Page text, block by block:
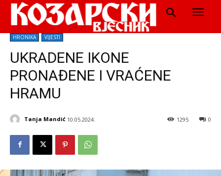
HRONIKA VIJESTI
UKRADENE IKONE
PRONAĐENE I VRAĆENE
HRAMU
Tanja Mandić 10.05.2024. 0
1295